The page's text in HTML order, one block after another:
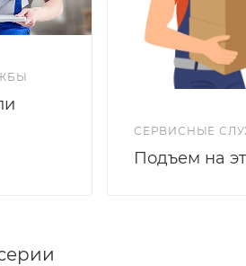
СЕРВИСНЫЕ
Подъем на